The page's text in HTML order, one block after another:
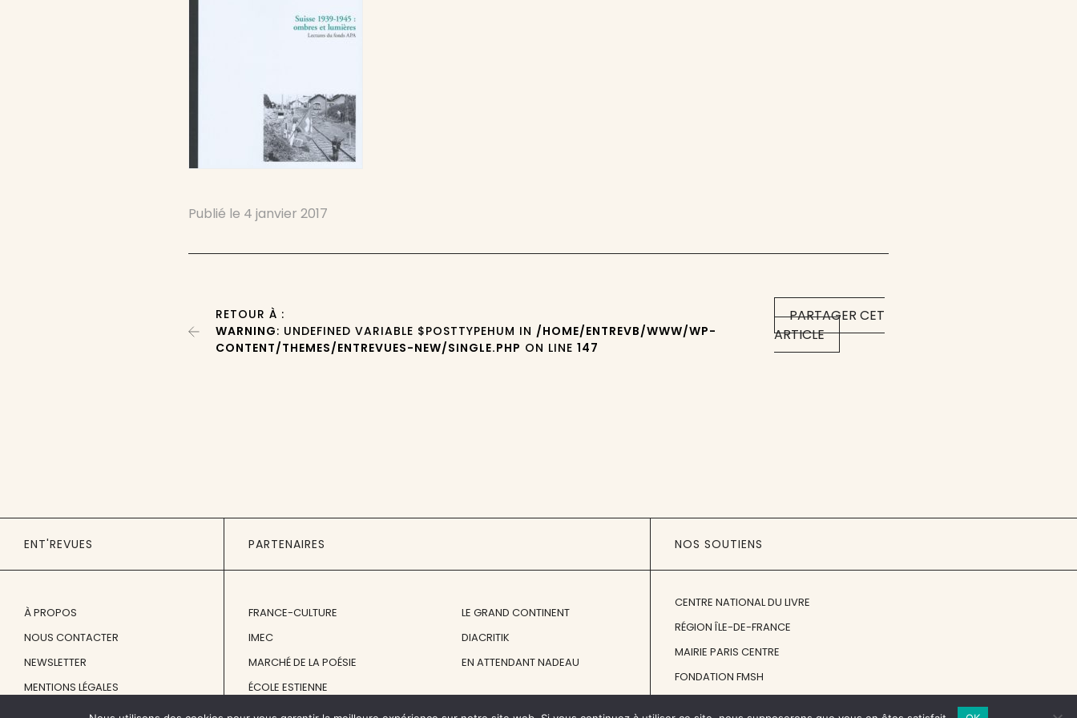
Publié le 4 janvier 2017
PARTAGER CET
ARTICLE
RETOUR À :
WARNING: UNDEFINED VARIABLE $POSTTYPEHUM IN /HOME/ENTREVB/WWW/WP-
CONTENT/THEMES/ENTREVUES-NEW/SINGLE.PHP ON LINE147
ENT'REVUES
À PROPOS
NOUS CONTACTER
NEWSLETTER
MENTIONS LÉGALES
PARTENAIRES
FRANCE-CULTURE
IMEC
MARCHÉ DE LA POÉSIE
ÉCOLE ESTIENNE
LE GRAND CONTINENT
DIACRITIK
EN ATTENDANT NADEAU
NOS SOUTIENS
CENTRE NATIONAL DU LIVRE
RÉGION ÎLE-DE-FRANCE
MAIRIE PARIS CENTRE
FONDATION FMSH